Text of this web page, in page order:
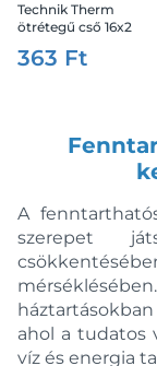
Technik Therm
ötrétegű cső 16x2
363 Ft
A
szerepet
ahol a tudatos
víz és energia